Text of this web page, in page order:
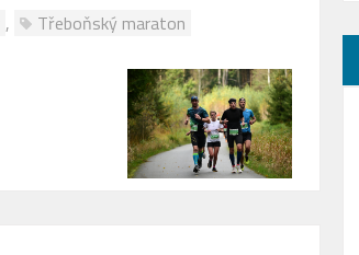
,
Třeboňský maraton